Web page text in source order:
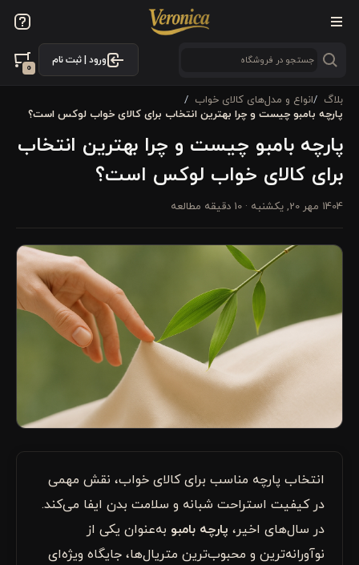
ورود | ثبت نام
0
بلاگ
انواع و مدل‌های کالای خواب
پارچه بامبو چیست و چرا بهترین انتخاب برای کالای خواب لوکس است؟
پارچه بامبو چیست و چرا بهترین انتخاب
برای کالای خواب لوکس است؟
1404 مهر 20, یکشنبه · 10 دقیقه مطالعه
انتخاب پارچه مناسب برای کالای خواب، نقش مهمی
در کیفیت استراحت شبانه و سلامت بدن ایفا می‌کند.
در سال‌های اخیر، پارچه بامبو به‌عنوان یکی از
نوآورانه‌ترین و محبوب‌ترین متریال‌ها، جایگاه ویژه‌ای